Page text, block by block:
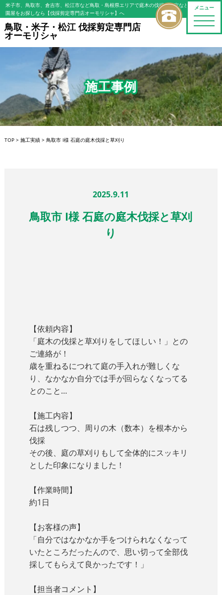
メニュー
toggle
米子市、鳥取市、倉吉市、松江市など鳥取・島根県エリアで庭木の伐採・剪定などの植木屋/造
園屋をお探しなら【伐採剪定専門店オーモリシャ】へ
鳥取・米子・松江 伐採剪定専門店
オーモリシャ
施工事例
TOP> 施工実績> 鳥取市 I様 石庭の庭木伐採と草刈り
2025.9.11
鳥取市 I様 石庭の庭木伐採と草刈
り
【依頼内容】
「庭木の伐採と草刈りをしてほしい！」との
ご連絡が！
歳を重ねるにつれて庭の手入れが難しくな
り、なかなか自分では手が回らなくなってる
とのこと…
【施工内容】
石は残しつつ、周りの木（数本）を根本から
伐採
その後、庭の草刈りもして全体的にスッキリ
とした印象になりました！
【作業時間】
約1日
【お客様の声】
「自分ではなかなか手をつけられなくなって
いたところだったんので、思い切って全部伐
採してもらえて良かったです！」
【担当者コメント】